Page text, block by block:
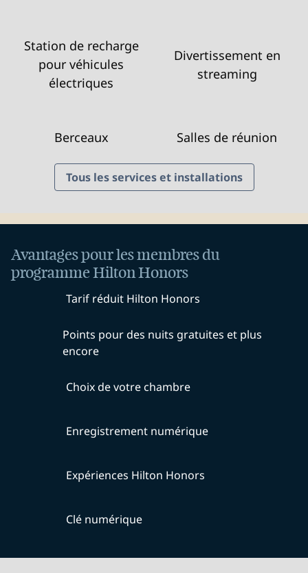
Station de recharge
pour véhicules
électriques
Divertissement en
streaming
Berceaux Salles de réunion
Tous les services et installations
Avantages pour les membres du
programme Hilton Honors
Tarif réduit Hilton Honors
Points pour des nuits gratuites et plus
encore
Choix de votre chambre
Enregistrement numérique
Expériences Hilton Honors
Clé numérique